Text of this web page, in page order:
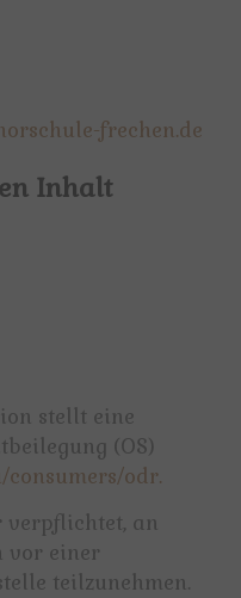
frechen.de
Inhalt
stellt eine
(OS)
consumers/odr.
an
vor einer
teilzunehmen.